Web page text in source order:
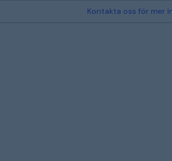
Kontakta oss för mer